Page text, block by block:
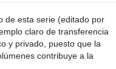
de esta serie (editado por
claro de transferencia
y privado, puesto que la
contribuye a la